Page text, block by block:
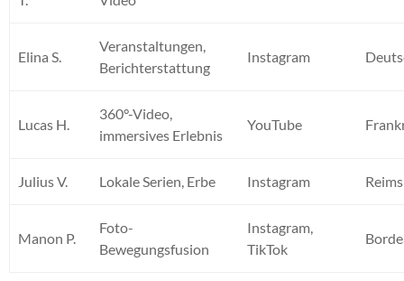
Elina S.
Veranstaltungen,
Berichterstattung
Instagram
Lucas H.
360°-Video,
immersives Erlebnis
YouTube
Julius V. Lokale Serien, Erbe Instagram Reims
Manon P.
Foto-
Bewegungsfusion
Instagram,
TikTok